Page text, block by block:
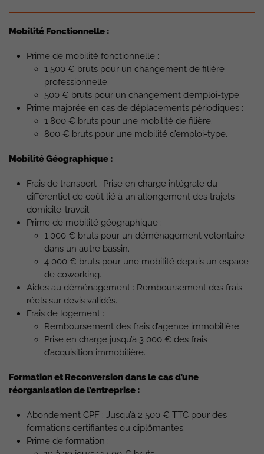
Mobilité Fonctionnelle :
Prime de mobilité fonctionnelle :
1 500 € bruts pour un changement de filière
professionnelle.
500 € bruts pour un changement d’emploi-type.
Prime majorée en cas de déplacements périodiques :
1 800 € bruts pour une mobilité de filière.
800 € bruts pour une mobilité d’emploi-type.
Mobilité Géographique :
Frais de transport : Prise en charge intégrale du
différentiel de coût lié à un allongement des trajets
domicile-travail.
Prime de mobilité géographique :
1 000 € bruts pour un déménagement volontaire
dans un autre bassin.
4 000 € bruts pour une mobilité depuis un espace
de coworking.
Aides au déménagement : Remboursement des frais
réels sur devis validés.
Frais de logement :
Remboursement des frais d’agence immobilière.
Prise en charge jusqu’à 3 000 € des frais
d’acquisition immobilière.
Formation et Reconversion dans le cas d’une
réorganisation de l’entreprise :
Abondement CPF : Jusqu’à 2 500 € TTC pour des
formations certifiantes ou diplômantes.
Prime de formation :